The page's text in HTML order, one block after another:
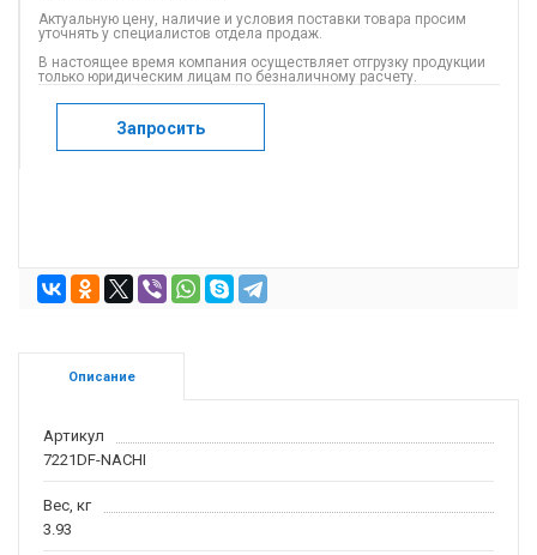
Актуальную цену, наличие и условия поставки товара просим
уточнять у специалистов отдела продаж.
В настоящее время компания осуществляет отгрузку продукции
только юридическим лицам по безналичному расчету.
Запросить
Описание
Артикул
7221DF-NACHI
Вес, кг
3.93